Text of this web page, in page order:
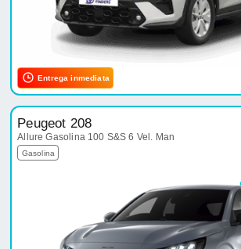
Entrega inmediata
Peugeot 208
Allure Gasolina 100 S&S 6 Vel. Man
Gasolina